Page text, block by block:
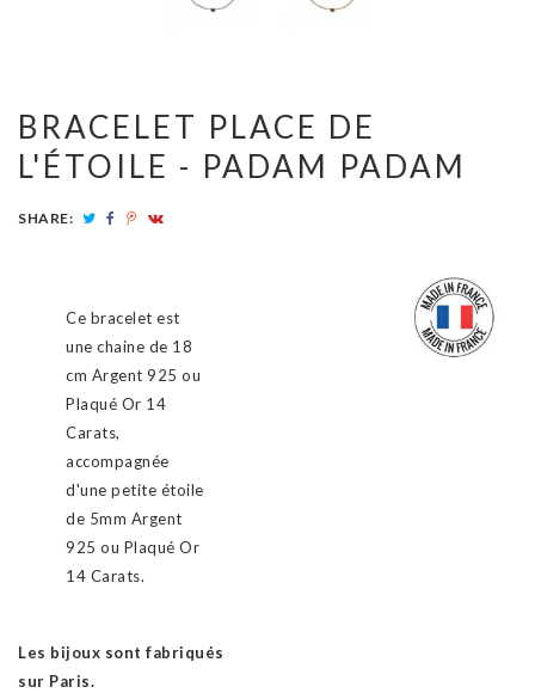
BRACELET PLACE DE
L'ÉTOILE - PADAM PADAM
SHARE:
Ce bracelet est
une chaine de 18
cm Argent 925 ou
Plaqué Or 14
Carats,
accompagnée
d'une petite étoile
de 5mm Argent
925 ou Plaqué Or
14 Carats.
Les bijoux sont fabriqués
sur Paris.